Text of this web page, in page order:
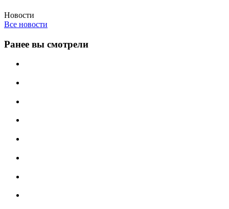
Новости
Все новости
Ранее вы смотрели